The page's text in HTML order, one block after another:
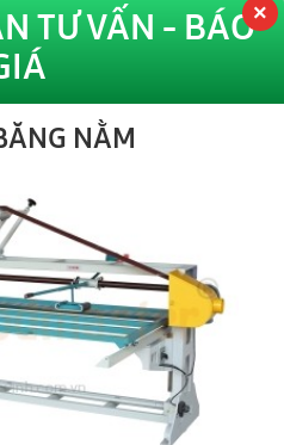
TƯ VẤN - BÁO
NẰM
chà Veneer | WM-250S